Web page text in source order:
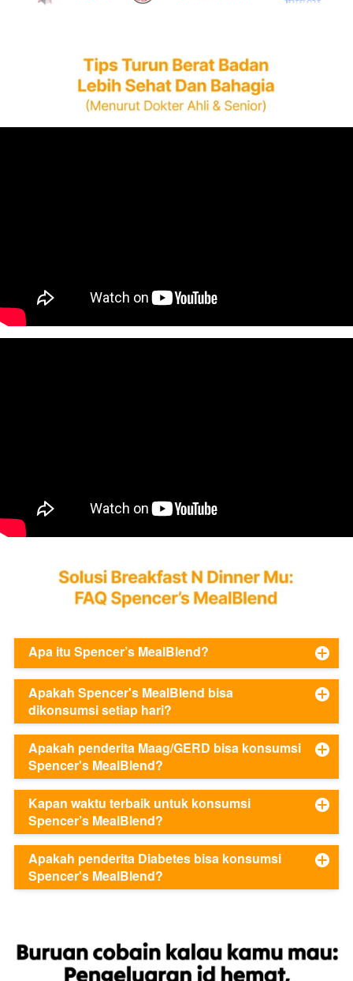
Apa itu Spencer’s MealBlend?
Apakah Spencer's MealBlend bisa
dikonsumsi setiap hari?
Apakah penderita Maag/GERD bisa konsumsi
Spencer's MealBlend?
Kapan waktu terbaik untuk konsumsi
Spencer’s MealBlend?
Apakah penderita Diabetes bisa konsumsi
Spencer's MealBlend?